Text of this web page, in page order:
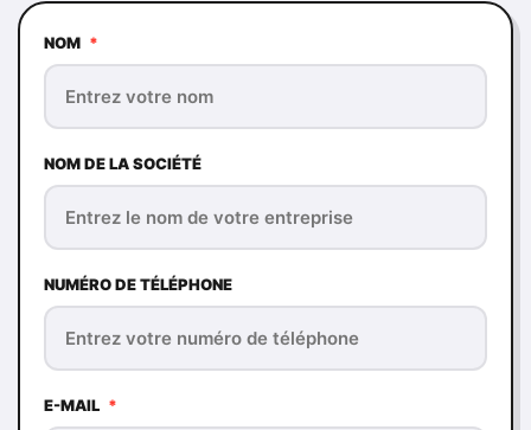
NOM *
NOM DE LA SOCIÉTÉ
NUMÉRO DE TÉLÉPHONE
E-MAIL *